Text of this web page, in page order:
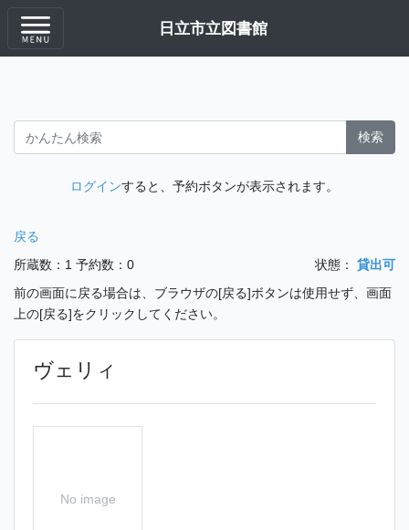
日立市立図書館
検索
ログインすると、予約ボタンが表示されます。
戻る
所蔵数：1 予約数：0 状態：
貸出可
前の画面に戻る場合は、ブラウザの[戻る]ボタンは使用せず、画面
上の[戻る]をクリックしてください。
ヴェリィ
No image